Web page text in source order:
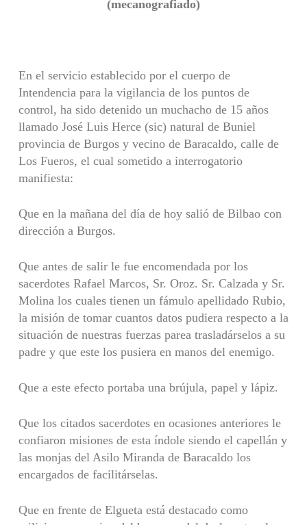
(mecanografiado)
En el servicio establecido por el cuerpo de
Intendencia para la vigilancia de los puntos de
control, ha sido detenido un muchacho de 15 años
llamado José Luis Herce (sic) natural de Buniel
provincia de Burgos y vecino de Baracaldo, calle de
Los Fueros, el cual sometido a interrogatorio
manifiesta:
Que en la mañana del día de hoy salió de Bilbao con
dirección a Burgos.
Que antes de salir le fue encomendada por los
sacerdotes Rafael Marcos, Sr. Oroz. Sr. Calzada y Sr.
Molina los cuales tienen un fámulo apellidado Rubio,
la misión de tomar cuantos datos pudiera respecto a la
situación de nuestras fuerzas parea trasladárselos a su
padre y que este los pusiera en manos del enemigo.
Que a este efecto portaba una brújula, papel y lápiz.
Que los citados sacerdotes en ocasiones anteriores le
confiaron misiones de esta índole siendo el capellán y
las monjas del Asilo Miranda de Baracaldo los
encargados de facilitárselas.
Que en frente de Elgueta está destacado como